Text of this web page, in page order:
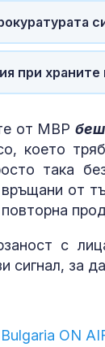
при храните
от МВР
което
така
от
повторна
с
за
ON